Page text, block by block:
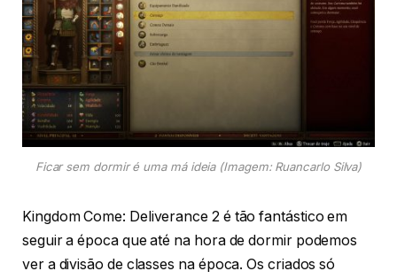
Ficar sem dormir é uma má ideia (Imagem: Ruancarlo Silva)
Kingdom Come: Deliverance 2 é tão fantástico em
seguir a época que até na hora de dormir podemos
ver a divisão de classes na época. Os criados só